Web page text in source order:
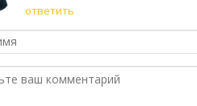
ответить